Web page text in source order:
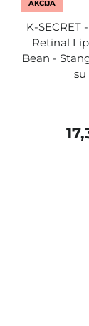
AKCIJA
K-SECRET
Retinal
Bean -